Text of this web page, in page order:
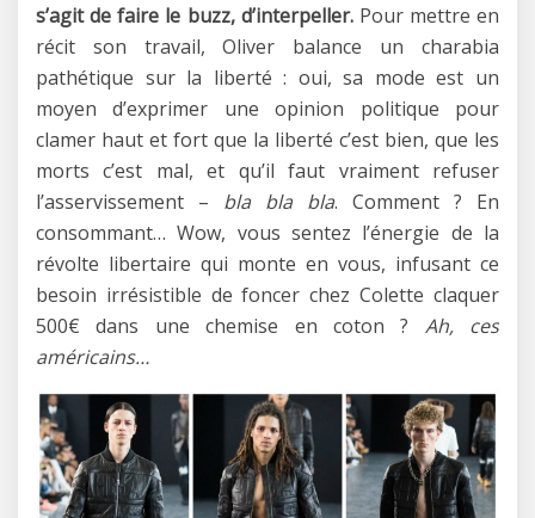
s’agit de faire le buzz, d’interpeller.Pour mettre en
récit son travail, Oliver balance un charabia
pathétique sur la liberté : oui, sa mode est un
moyen d’exprimer une opinion politique pour
clamer haut et fort que la liberté c’est bien, que les
morts c’est mal, et qu’il faut vraiment refuser
l’asservissement – bla bla bla. Comment ? En
consommant… Wow, vous sentez l’énergie de la
révolte libertaire qui monte en vous, infusant ce
besoin irrésistible de foncer chez Colette claquer
500€ dans une chemise en coton ? Ah, ces
américains…